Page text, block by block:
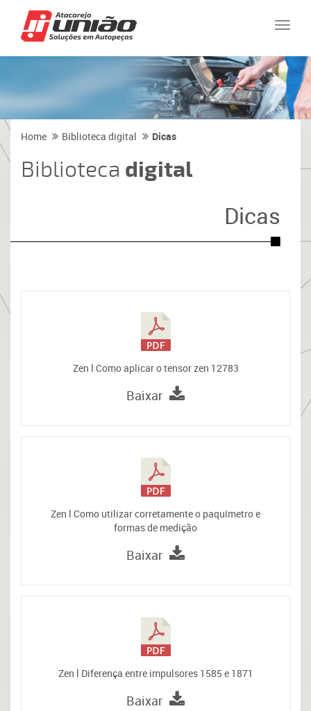
Home Biblioteca digital Dicas
Biblioteca digital
Dicas
Zen l Como aplicar o tensor zen 12783
Baixar
Zen l Como utilizar corretamente o paquímetro e
formas de medição
Baixar
Zen l Diferença entre impulsores 1585 e 1871
Baixar